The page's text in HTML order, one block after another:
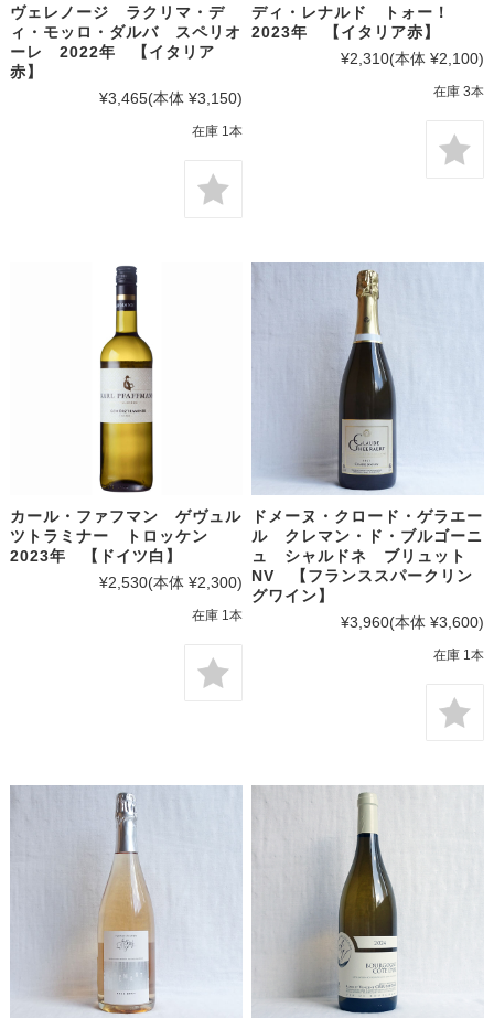
ヴェレノージ ラクリマ・デ
ィ・モッロ・ダルバ スペリオ
ーレ 2022年 【イタリア
赤】
¥3,465(本体 ¥3,150)
在庫 1本
ディ・レナルド トォー！
2023年 【イタリア赤】
¥2,310(本体 ¥2,100)
在庫 3本
カール・ファフマン ゲヴュル
ツトラミナー トロッケン
2023年 【ドイツ白】
¥2,530(本体 ¥2,300)
在庫 1本
ドメーヌ・クロード・ゲラエー
ル クレマン・ド・ブルゴーニ
ュ シャルドネ ブリュット
NV 【フランススパークリン
グワイン】
¥3,960(本体 ¥3,600)
在庫 1本